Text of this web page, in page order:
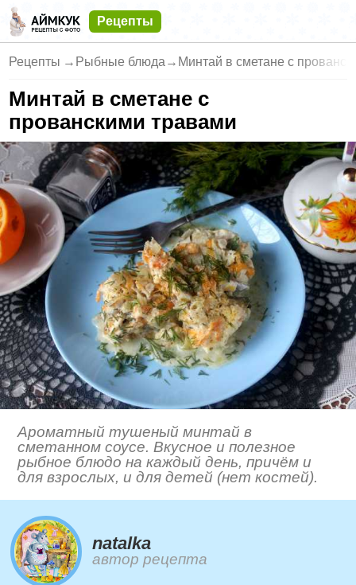
Рецепты
Рецепты → Рыбные блюда → Минтай в сметане с
Минтай в сметане с
прованскими травами
Ароматный тушеный минтай в
сметанном соусе. Вкусное и полезное
рыбное блюдо на каждый день, причём и
для взрослых, и для детей (нет костей).
natalka
автор рецепта